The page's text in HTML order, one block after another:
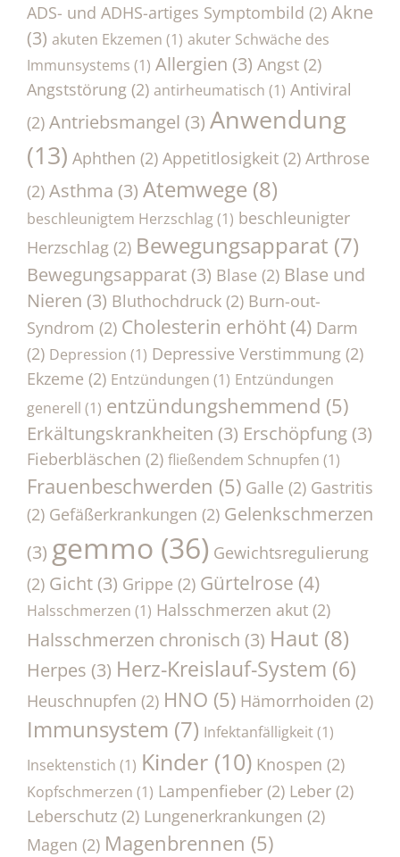
ADS- und ADHS-artiges Symptombild (2) Akne
(3) akuten Ekzemen (1) akuter Schwäche des
Immunsystems (1) Allergien (3) Angst (2)
Angststörung (2) antirheumatisch (1) Antiviral
(2) Antriebsmangel (3) Anwendung
(13) Aphthen (2) Appetitlosigkeit (2) Arthrose
(2) Asthma (3) Atemwege (8)
beschleunigtem Herzschlag(1) beschleunigter
Herzschlag (2) Bewegungsapparat (7)
Bewegungsapparat (3) Blase (2) Blase und
Nieren (3) Bluthochdruck (2) Burn-out-
Syndrom (2) Cholesterin erhöht (4) Darm
(2) Depression (1) Depressive Verstimmung (2)
Ekzeme (2) Entzündungen (1) Entzündungen
generell (1) entzündungshemmend (5)
Erkältungskrankheiten (3) Erschöpfung (3)
Fieberbläschen (2) fließendem Schnupfen (1)
Frauenbeschwerden (5) Galle (2) Gastritis
(2) Gefäßerkrankungen (2) Gelenkschmerzen
(3) gemmo (36) Gewichtsregulierung
(2) Gicht (3) Grippe (2) Gürtelrose (4)
Halsschmerzen (1) Halsschmerzen akut (2)
Halsschmerzen chronisch (3) Haut (8)
Herpes (3) Herz-Kreislauf-System (6)
Heuschnupfen (2) HNO (5) Hämorrhoiden (2)
Immunsystem (7) Infektanfälligkeit(1)
Insektenstich (1) Kinder (10) Knospen (2)
Kopfschmerzen (1) Lampenfieber (2) Leber (2)
Leberschutz (2) Lungenerkrankungen (2)
Magen (2) Magenbrennen (5)